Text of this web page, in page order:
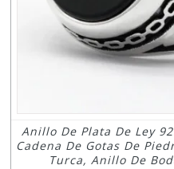
Anillo De Plata De Ley
Cadena De Gotas De
Turca, Anillo De